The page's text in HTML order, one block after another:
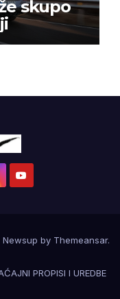
skupo
Newsup by Themeansar.
PROPISI I UREDBE